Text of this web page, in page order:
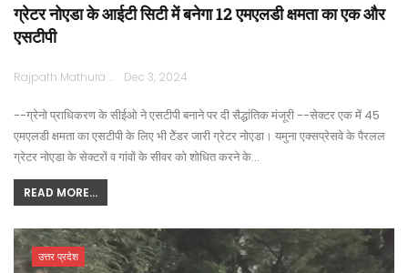
ग्रेटर नोएडा के आईटी सिटी में बनेगा 12 एमएलडी क्षमता का एक और
एसटीपी
Rajpath Mathura Dec 3, 2024
--ग्रेनो प्राधिकरण के सीईओ ने एसटीपी बनाने पर दी सैद्धांतिक मंजूरी --सेक्टर एक में 45
एमएलडी क्षमता का एसटीपी के लिए भी टेेंडर जारी ग्रेटर नोएडा। यमुना एक्सप्रेसवे के पैरलल
ग्रेटर नोएडा के सेक्टरों व गांवों के सीवर को शोधित करने के…
READ MORE...
उत्तर प्रदेश